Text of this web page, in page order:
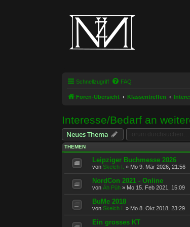
Schnellzugriff FAQ
Foren-Übersicht Klassentreffen
Interesse/Bedarf an
Neues Thema
THEMEN
Leipziger Buchmesse 2026
von Skelch I. » Mo 9. Mär 2026, 21:56
NordCon 2021 - Online
von Äh Püh » Mo 15. Feb 2021, 15:09
BuMe 2018
von Skelch I. » Mo 8. Okt 2018, 23:29
Ein grosses KT